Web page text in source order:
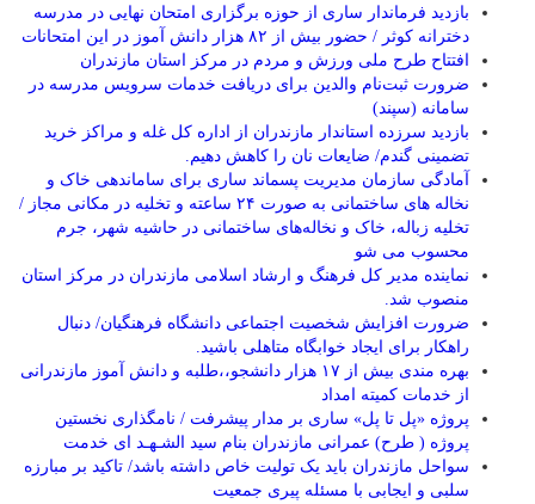
بازدید فرماندار ساری از حوزه برگزاری امتحان نهایی در مدرسه
دخترانه کوثر / حضور بیش از ۸۲ هزار دانش آموز در این امتحانات
افتتاح طرح ملی ورزش و مردم در مرکز استان مازندران
ضرورت ثبت‌نام والدین برای دریافت خدمات سرویس مدرسه در
سامانه (سپند)
بازدید سرزده استاندار مازندران از اداره کل غله و مراکز خرید
تضمینی گندم/ ضایعات نان را کاهش دهیم.
آمادگی سازمان مدیریت پسماند ساری برای ساماندهی خاک و
نخاله های ساختمانی به صورت ۲۴ ساعته و تخلیه در مکانی مجاز /
تخلیه زباله، خاک و نخاله‌های ساختمانی در حاشیه شهر، جرم
محسوب می شو
نماینده مدیر کل فرهنگ و ارشاد اسلامی مازندران در مرکز استان
منصوب شد.
ضرورت افزایش شخصیت اجتماعی دانشگاه فرهنگیان/ دنبال
راهکار برای ایجاد خوابگاه متاهلی باشید.
بهره مندی بیش از ۱۷ هزار دانشجو،،طلبه و دانش آموز مازندرانی
از خدمات کمیته امداد
پروژه «پل تا پل» ساری بر مدار پیشرفت / نامگذاری نخستین
پروژه ( طرح) عمرانی مازندران بنام سید الشـهـد ای خدمت
سواحل مازندران باید یک تولیت خاص داشته باشد/ تاکید بر مبارزه
سلبی و ایجابی با مسئله پیری جمعیت